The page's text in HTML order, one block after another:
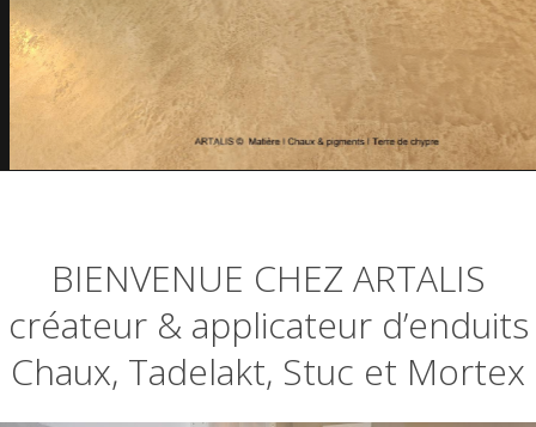
BIENVENUE CHEZ ARTALIS
créateur & applicateur d’enduits
Chaux, Tadelakt, Stuc et Mortex